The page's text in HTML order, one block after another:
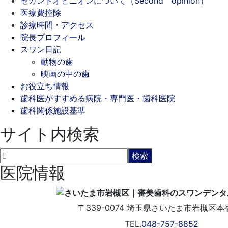
医療費控除
診療時間・アクセス
院長プロフィール
スワン日記
動物の歯
映画の中の歯
お役立ち情報
歯科医がすすめる病院・専門医・歯科医院
歯科関係施設基準
サイト内検索
医院情報
〒339-0074埼玉県さいたま市岩槻区本
TEL.048-757-8852